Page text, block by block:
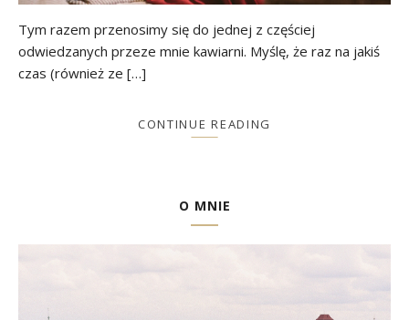
Tym razem przenosimy się do jednej z częściej
odwiedzanych przeze mnie kawiarni. Myślę, że raz na jakiś
czas (również ze […]
CONTINUE READING
O MNIE